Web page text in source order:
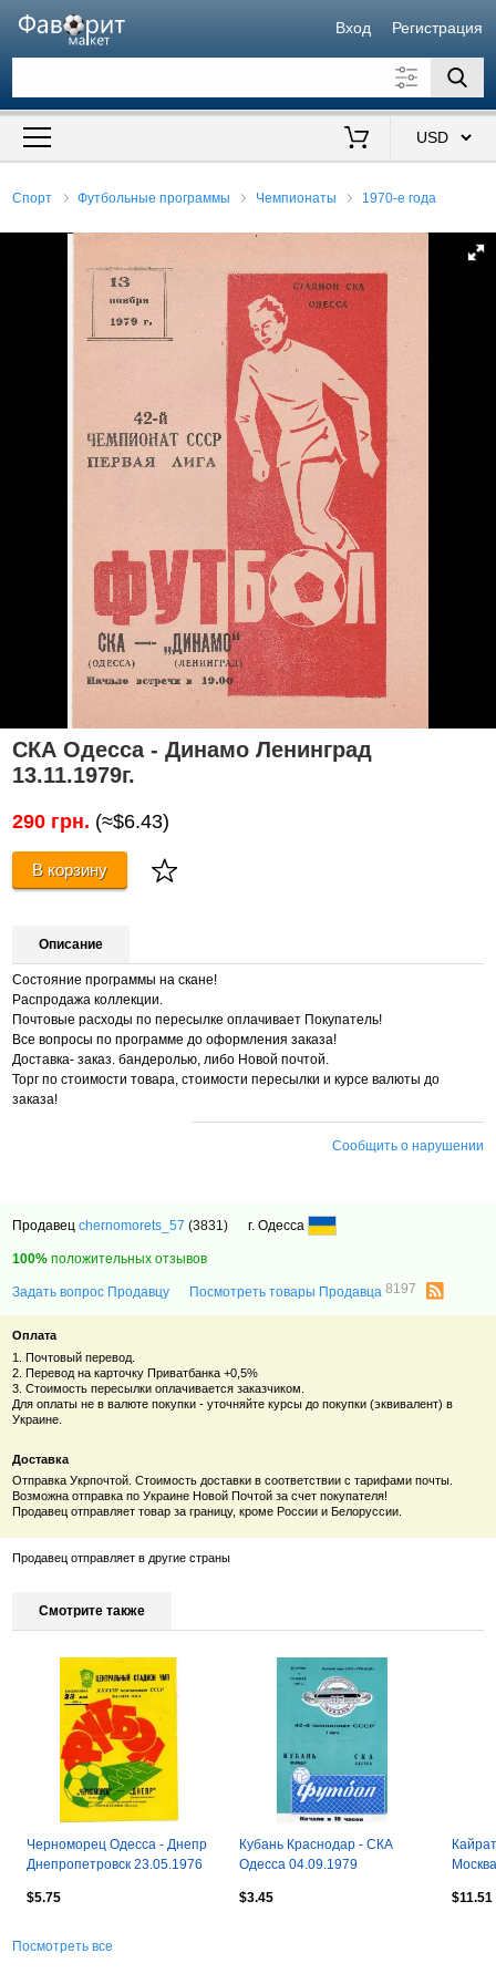
Вход Регистрация
Искать также в описании
Спорт Футбольные программы Чемпионаты 1970-е года
СКА Одесса - Динамо Ленинград
13.11.1979г.
290 грн. (≈$6.43)
В корзину
Описание
Состояние программы на скане!
Распродажа коллекции.
Почтовые расходы по пересылке оплачивает Покупатель!
Все вопросы по программе до оформления заказа!
Доставка- заказ. бандеролью, либо Новой почтой.
Торг по стоимости товара, стоимости пересылки и курсе валюты до
заказа!
Сообщить о нарушении
Продавецchernomorets_57 (3831) г. Одесса
100% положительных отзывов
Задать вопрос Продавцу Посмотреть товары Продавца8197
Оплата
1. Почтовый перевод.
2. Перевод на карточку Приватбанка +0,5%
3. Стоимость пересылки оплачивается заказчиком.
Для оплаты не в валюте покупки - уточняйте курсы до покупки (эквивалент) в
Украине.
Доставка
Отправка Укрпочтой. Стоимость доставки в соответствии с тарифами почты.
Возможна отправка по Украине Новой Почтой за счет покупателя!
Продавец отправляет товар за границу, кроме России и Белоруссии.
Продавец отправляет в другие страны
Смотрите также
Черноморец Одесса - Днепр
Днепропетровск 23.05.1976
$5.75
Кубань Краснодар - СКА
Одесса 04.09.1979
$3.45 $11.51
Посмотреть все